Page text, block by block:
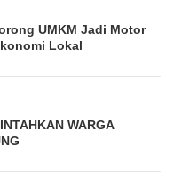
UMKM Jadi Motor
Lokal
WARGA